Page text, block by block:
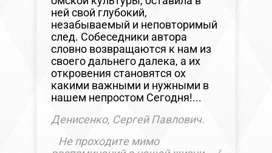
ней свой глубокий,
незабываемый и неповторимый
след. Собеседники автора
словно возвращаются к нам из
своего дальнего далека, а их
откровения становятся ох
какими важными и нужными в
нашем непростом Сегодня!...
Денисенко, Сергей Павлович.
Не проходите мимо